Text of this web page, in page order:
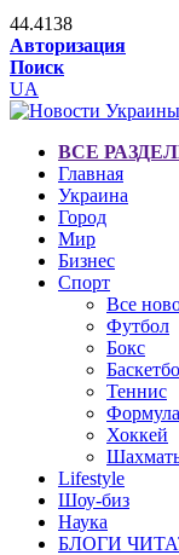
44.4138
Авторизация
Поиск
UA
ВСЕ
Главная
Украина
Город
Мир
Бизнес
Спорт
Все
Футбол
Бокс
Теннис
Хоккей
Lifestyle
Шоу-биз
Наука
БЛОГИ